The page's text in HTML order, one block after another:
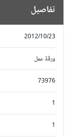
تفاصيل
2012/10/23
ورقة عمل
73976